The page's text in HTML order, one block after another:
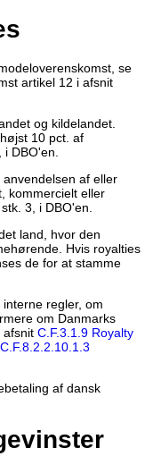
se
artikel 12 i afsnit
og kildelandet.
10 pct. af
DBO'en.
af eller
kommercielt eller
3, i DBO'en.
land, hvor den
Hvis royalties
de for at stamme
regler, om
om Danmarks
afsnit C.F.3.1.9 Royalty
C.F.8.2.2.10.1.3
af dansk